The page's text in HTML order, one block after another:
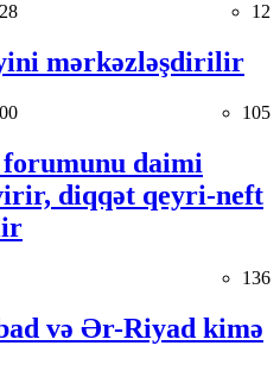
12
mərkəzləşdirilir
105
forumunu daimi
diqqət qeyri-neft
136
və Ər-Riyad kimə